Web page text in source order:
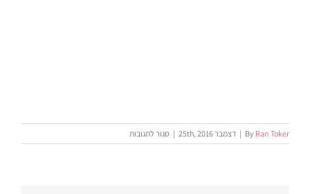
By Ran Toker
| דצמבר 25th, 2016 | סגור לתגובות
IMG_2398